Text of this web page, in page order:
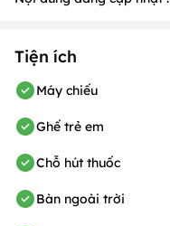
Tiện ích
Máy chiếu
Ghế trẻ em
Chỗ hút thuốc
Bàn ngoài trời